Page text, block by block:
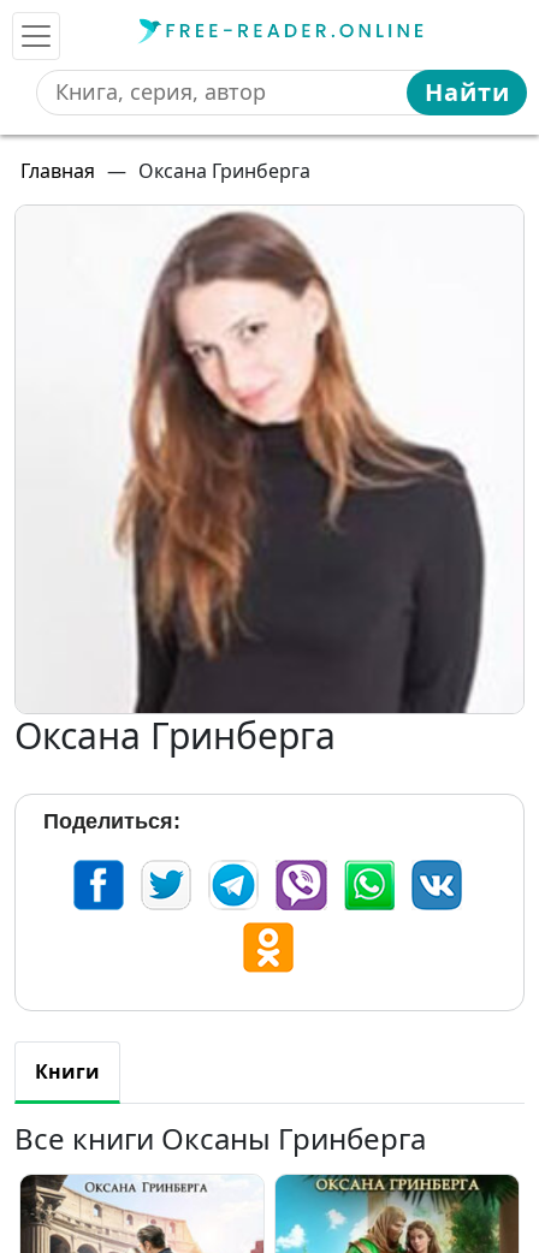
Найти
Главная — Оксана Гринберга
Оксана Гринберга
Поделиться:
Книги
Все книги Оксаны Гринберга